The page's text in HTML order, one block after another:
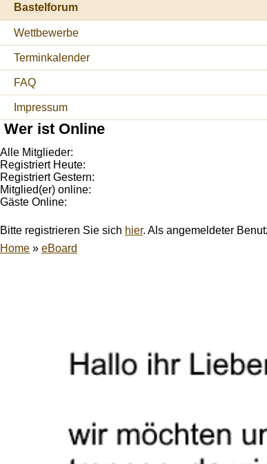
Bastelforum
Wettbewerbe
Terminkalender
FAQ
Impressum
Wer ist Online
Alle Mitglieder:
Registriert Heute:
Registriert Gestern:
Mitglied(er) online:
Gäste Online:
Bitte registrieren Sie sich hier. Als angemeldeter
Home » eBoard